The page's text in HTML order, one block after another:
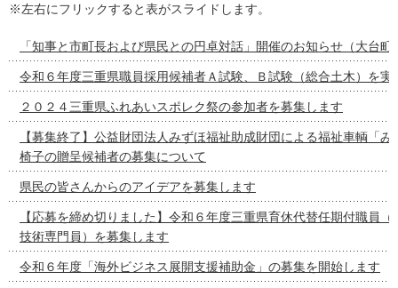
※左右にフリックすると表がスライドします。
「知事と市町長および県民との円卓対話」開催のお知らせ（大台町
令和６年度三重県職員採用候補者Ａ試験、Ｂ試験（総合土木）を実
２０２４三重県ふれあいスポレク祭の参加者を募集します
【募集終了】公益財団法人みずほ福祉助成財団による福祉車輌「
椅子の贈呈候補者の募集について
県民の皆さんからのアイデアを募集します
【応募を締め切りました】令和６年度三重県育休代替任期付職員
技術専門員）を募集します
令和６年度「海外ビジネス展開支援補助金」の募集を開始します